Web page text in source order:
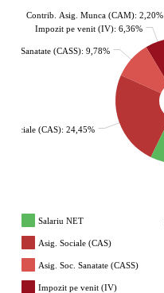
Sociale (CAS): 24,45%
Sanatate (CASS): 9,78%
Impozit pe venit (IV): 6,36%
Contrib. Asig. Munca (CAM): 2,20%
Salariu NET
Asig. Sociale (CAS)
Asig. Soc. Sanatate (CASS)
Impozit pe venit (IV)